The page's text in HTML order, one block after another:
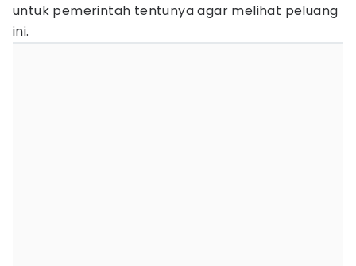
untuk pemerintah tentunya agar melihat peluang
ini.